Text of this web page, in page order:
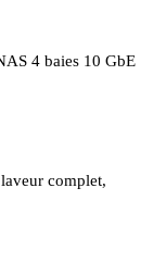
4 baies 10 GbE
complet,